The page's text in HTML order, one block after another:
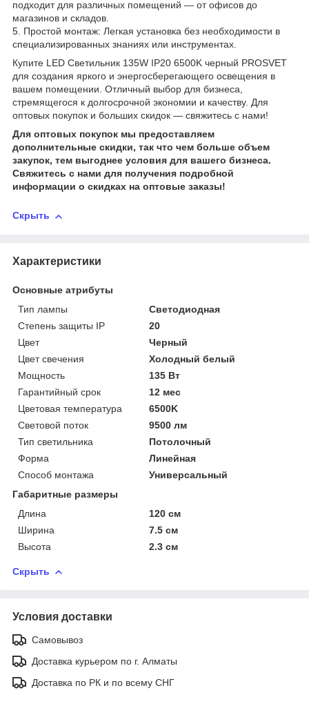
подходит для различных помещений — от офисов до
магазинов и складов.
5. Простой монтаж: Легкая установка без необходимости в
специализированных знаниях или инструментах.
Купите LED Светильник 135W IP20 6500K черный PROSVET
для создания яркого и энергосберегающего освещения в
вашем помещении. Отличный выбор для бизнеса,
стремящегося к долгосрочной экономии и качеству. Для
оптовых покупок и больших скидок — свяжитесь с нами!
Для оптовых покупок мы предоставляем
дополнительные скидки, так что чем больше объем
закупок, тем выгоднее условия для вашего бизнеса.
Свяжитесь с нами для получения подробной
информации о скидках на оптовые заказы!
Скрыть
Характеристики
Основные атрибуты
Тип лампы
Светодиодная
Степень защиты IP
20
Цвет
Черный
Цвет свечения
Холодный белый
Мощность
135 Вт
Гарантийный срок
12 мес
Цветовая температура
6500K
Световой поток
9500 лм
Тип светильника
Потолочный
Форма
Линейная
Способ монтажа
Универсальный
Габаритные размеры
Длина
120 см
Ширина
7.5 см
Высота
2.3 см
Скрыть
Условия доставки
Самовывоз
Доставка курьером по г. Алматы
Доставка по РК и по всему СНГ